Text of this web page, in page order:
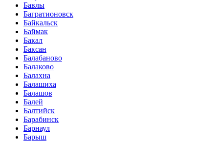
Бавлы
Багратионовск
Байкальск
Баймак
Бакал
Баксан
Балабаново
Балаково
Балахна
Балашиха
Балашов
Балей
Балтийск
Барабинск
Барнаул
Барыш